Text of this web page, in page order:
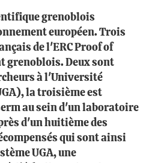
grenoblois
européen. Trois
de l'ERC Proof of
grenoblois. Deux sont
à l'Université
la troisième est
au sein d'un laboratoire
d'un huitième des
qui sont ainsi
UGA, une